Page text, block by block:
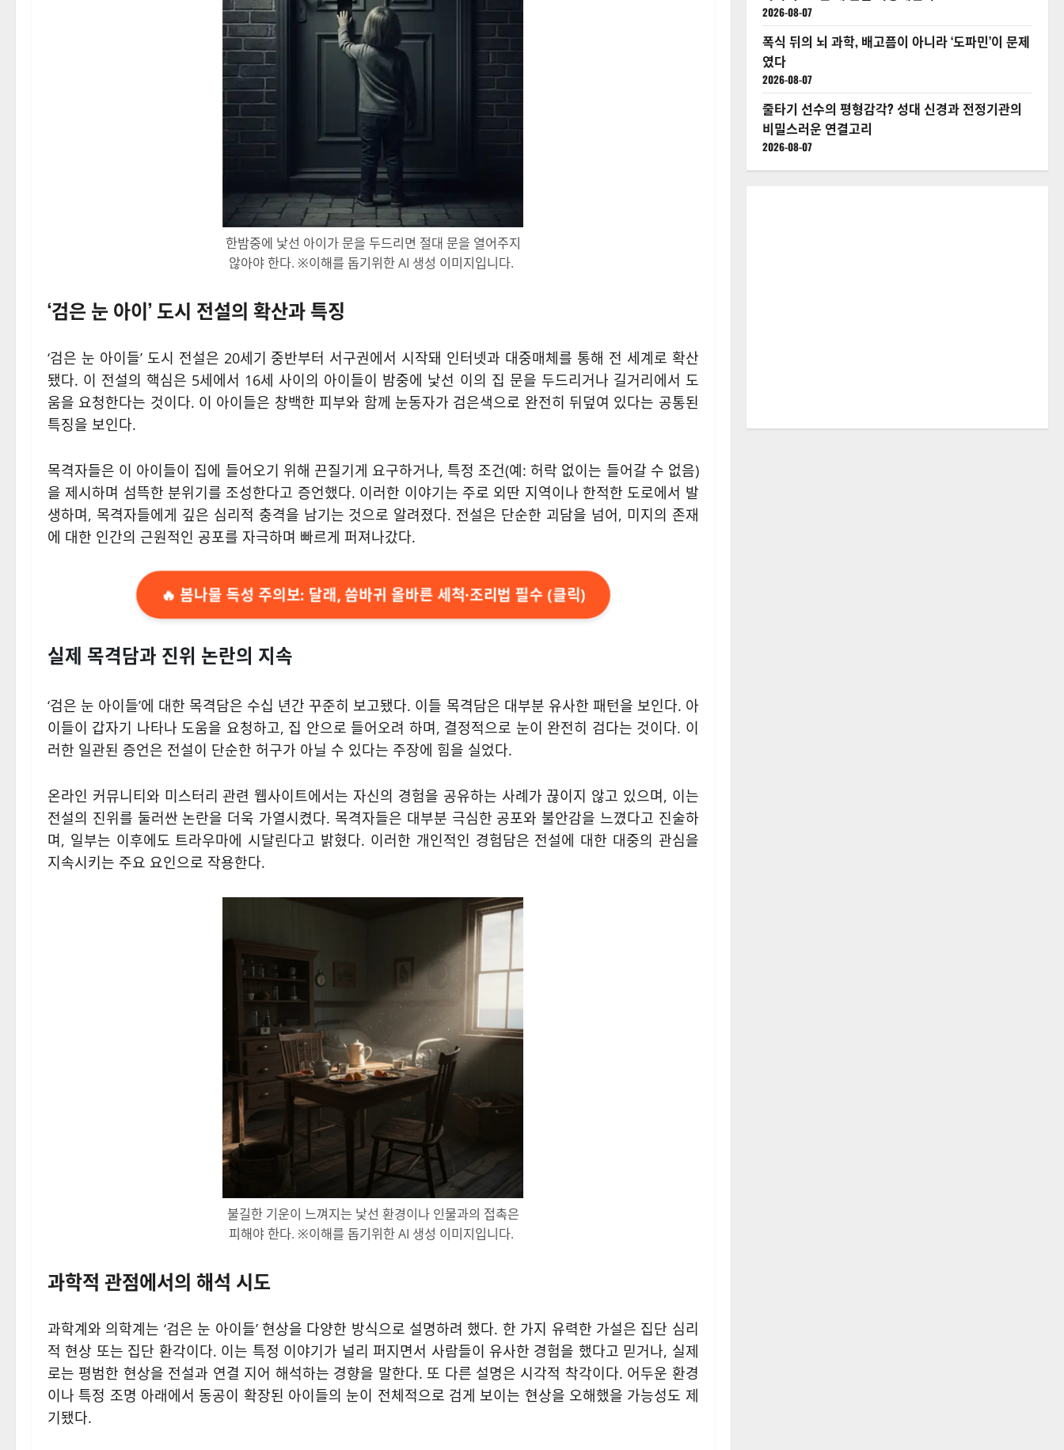
한밤중에 낯선 아이가 문을 두드리면 절대 문을 열어주지
않아야 한다. ※이해를 돕기위한 AI 생성 이미지입니다.
‘검은 눈 아이’ 도시 전설의 확산과 특징
‘검은 눈 아이들’ 도시 전설은 20세기 중반부터 서구권에서 시작돼 인터넷과 대중매체를 통해 전 세계로 확산
됐다. 이 전설의 핵심은 5세에서 16세 사이의 아이들이 밤중에 낯선 이의 집 문을 두드리거나 길거리에서 도
움을 요청한다는 것이다. 이 아이들은 창백한 피부와 함께 눈동자가 검은색으로 완전히 뒤덮여 있다는 공통된
특징을 보인다.
목격자들은 이 아이들이 집에 들어오기 위해 끈질기게 요구하거나, 특정 조건(예: 허락 없이는 들어갈 수 없음)
을 제시하며 섬뜩한 분위기를 조성한다고 증언했다. 이러한 이야기는 주로 외딴 지역이나 한적한 도로에서 발
생하며, 목격자들에게 깊은 심리적 충격을 남기는 것으로 알려졌다. 전설은 단순한 괴담을 넘어, 미지의 존재
에 대한 인간의 근원적인 공포를 자극하며 빠르게 퍼져나갔다.
🔥 봄나물 독성 주의보: 달래, 씀바귀 올바른 세척·조리법 필수 (클릭)
실제 목격담과 진위 논란의 지속
‘검은 눈 아이들’에 대한 목격담은 수십 년간 꾸준히 보고됐다. 이들 목격담은 대부분 유사한 패턴을 보인다. 아
이들이 갑자기 나타나 도움을 요청하고, 집 안으로 들어오려 하며, 결정적으로 눈이 완전히 검다는 것이다. 이
러한 일관된 증언은 전설이 단순한 허구가 아닐 수 있다는 주장에 힘을 실었다.
온라인 커뮤니티와 미스터리 관련 웹사이트에서는 자신의 경험을 공유하는 사례가 끊이지 않고 있으며, 이는
전설의 진위를 둘러싼 논란을 더욱 가열시켰다. 목격자들은 대부분 극심한 공포와 불안감을 느꼈다고 진술하
며, 일부는 이후에도 트라우마에 시달린다고 밝혔다. 이러한 개인적인 경험담은 전설에 대한 대중의 관심을
지속시키는 주요 요인으로 작용한다.
불길한 기운이 느껴지는 낯선 환경이나 인물과의 접촉은
피해야 한다. ※이해를 돕기위한 AI 생성 이미지입니다.
과학적 관점에서의 해석 시도
과학계와 의학계는 ‘검은 눈 아이들’ 현상을 다양한 방식으로 설명하려 했다. 한 가지 유력한 가설은 집단 심리
적 현상 또는 집단 환각이다. 이는 특정 이야기가 널리 퍼지면서 사람들이 유사한 경험을 했다고 믿거나, 실제
로는 평범한 현상을 전설과 연결 지어 해석하는 경향을 말한다. 또 다른 설명은 시각적 착각이다. 어두운 환경
이나 특정 조명 아래에서 동공이 확장된 아이들의 눈이 전체적으로 검게 보이는 현상을 오해했을 가능성도 제
기됐다.
2026-08-07
폭식 뒤의 뇌 과학, 배고픔이 아니라 ‘도파민’이 문제
였다
2026-08-07
줄타기 선수의 평형감각? 성대 신경과 전정기관의
비밀스러운 연결고리
2026-08-07